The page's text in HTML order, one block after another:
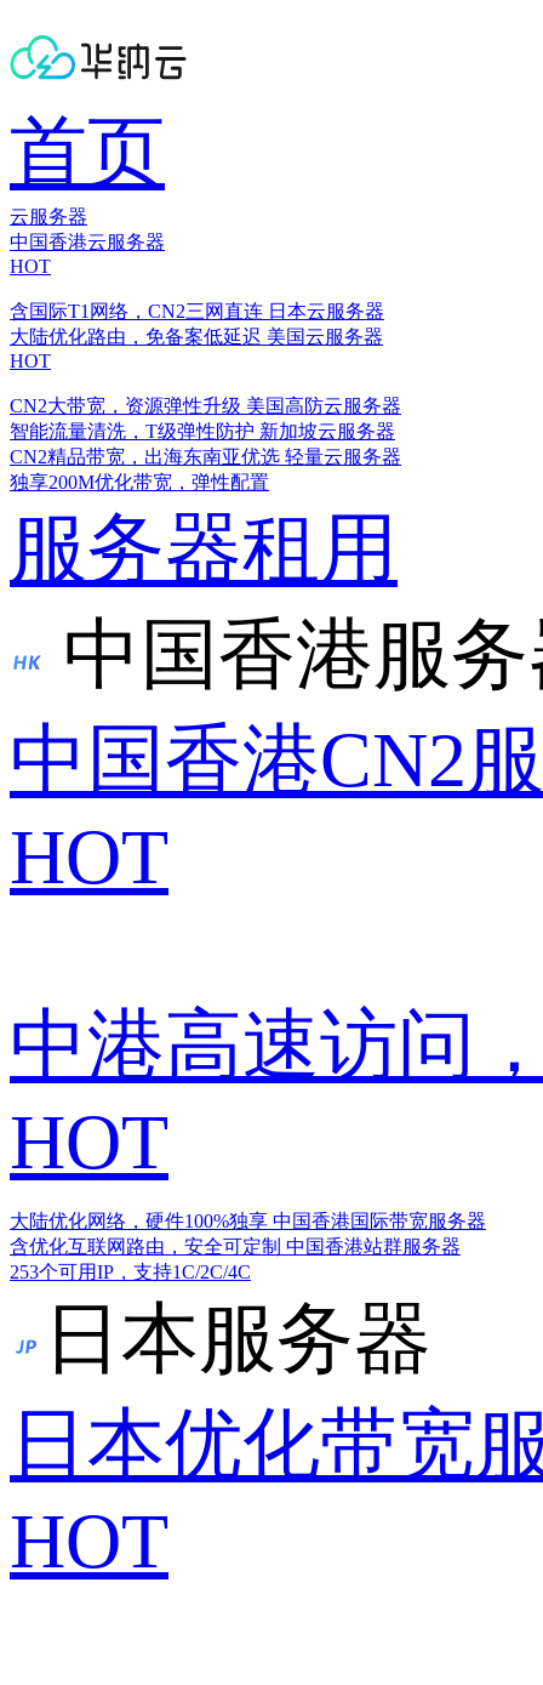
首页
云服务器
中国香港云服务器
HOT
含国际T1网络，CN2三网直连 日本云服务器
大陆优化路由，免备案低延迟 美国云服务器
HOT
CN2大带宽，资源弹性升级 美国高防云服务器
智能流量清洗，T级弹性防护 新加坡云服务器
CN2精品带宽，出海东南亚优选 轻量云服务器
独享200M优化带宽，弹性配置
服务器租用
中国香港服
中国香港CN2
HOT
中港高速访问
HOT
大陆优化网络，硬件100%独享 中国香港国际带宽服务器
含优化互联网路由，安全可定制 中国香港站群服务器
253个可用IP，支持1C/2C/4C
日本服务器
日本优化带宽
HOT